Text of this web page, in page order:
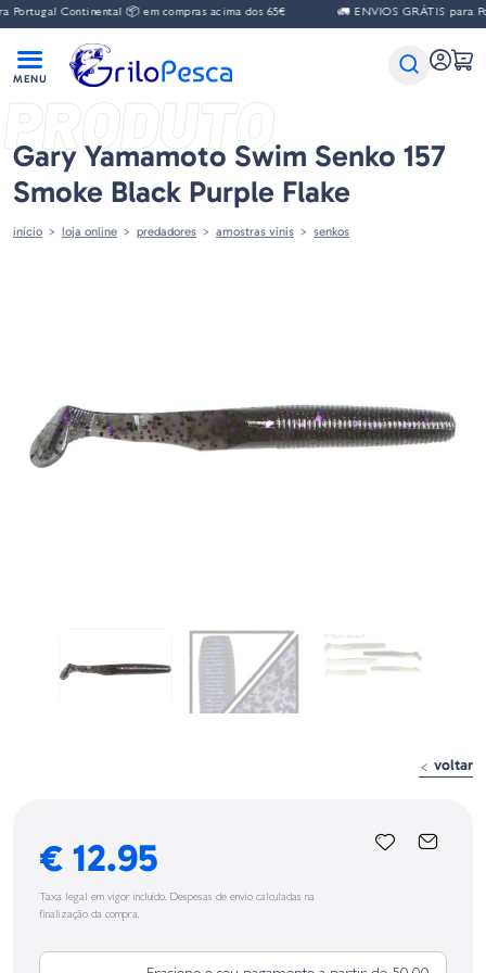
Continental 📦 em compras acima dos 65€ 🚛 ENVIOS GRÁTIS para
PRODUTO
Gary Yamamoto Swim Senko 157
Smoke Black Purple Flake
início loja online predadores amostras vinis senkos
voltar
€ 12.95
Taxa legal em vigor incluído. Despesas de envio calculadas na
finalização da compra.